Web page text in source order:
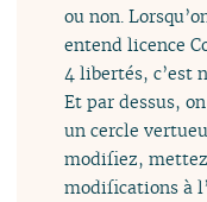
ou non.
entend licence
4 libertés, c’est
Et par dessus,
un cercle
modifiez,
modifications à